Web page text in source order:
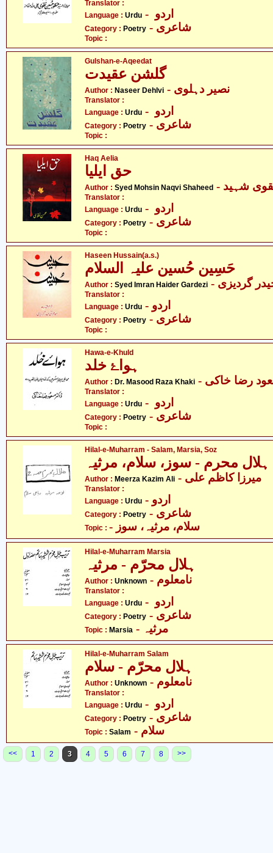
Translator :
Language : Urdu
Category : Poetry - شاعری
Topic :
Gulshan-e-Aqeedat
گلشن عقیدت
Author : Naseer Dehlvi - نصیر دہلوی
Translator :
Language : Urdu
Category : Poetry - شاعری
Topic :
Haq Aelia
حق ایلیا
Author : Syed Mohsin Naqvi Shaheed شہید
Translator :
Language : Urdu
Category : Poetry - شاعری
Topic :
Haseen Hussain(a.s.)
حَسِین حُسین علیہ السلام
Author : Syed Imran Haider Gardezi گردیزی
Translator :
Language : Urdu - اردو
Category : Poetry - شاعری
Topic :
Hawa-e-Khuld
Author : Dr. Masood Raza Khaki رضا خاکی
Translator :
Language : Urdu
Category : Poetry - شاعری
Topic :
Hilal-e-Muharram - Salam, Marsia, Soz
ہلال محرم - سوز، سلام، مرثیہ
Author : Meerza Kazim Ali - میرزا کاظم علی
Translator :
Language : Urdu - اردو
Category : Poetry - شاعری
Topic : - سلام، مرثیہ، سوز
Hilal-e-Muharram Marsia
ہلال محرّم - مرثیہ
Author : Unknown - نامعلوم
Translator :
Language : Urdu
Category : Poetry - شاعری
Topic : Marsia - مرثیہ
Hilal-e-Muharram Salam
ہلال محرّم - سلام
Author : Unknown - نامعلوم
Translator :
Language : Urdu
Category : Poetry - شاعری
Topic : Salam - سلام
<< 1 2 3 4 5 6 7 8 >>